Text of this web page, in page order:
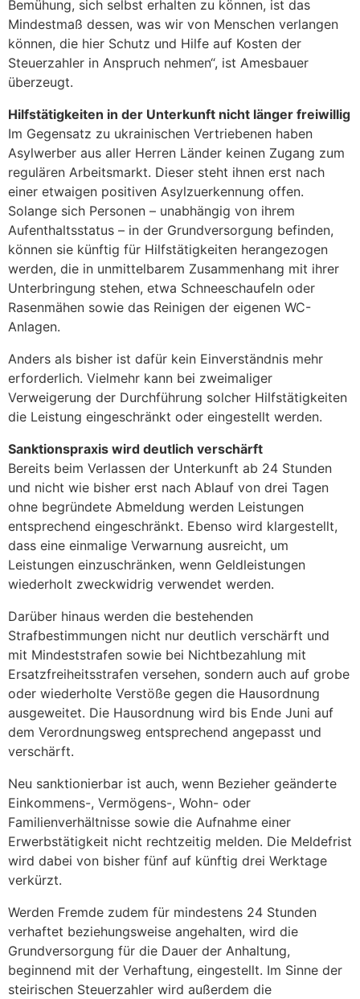
Bemühung, sich selbst erhalten zu können, ist das
Mindestmaß dessen, was wir von Menschen verlangen
können, die hier Schutz und Hilfe auf Kosten der
Steuerzahler in Anspruch nehmen“, ist Amesbauer
überzeugt.
Hilfstätigkeiten in der Unterkunft nicht länger freiwillig
Im Gegensatz zu ukrainischen Vertriebenen haben
Asylwerber aus aller Herren Länder keinen Zugang zum
regulären Arbeitsmarkt. Dieser steht ihnen erst nach
einer etwaigen positiven Asylzuerkennung offen.
Solange sich Personen – unabhängig von ihrem
Aufenthaltsstatus – in der Grundversorgung befinden,
können sie künftig für Hilfstätigkeiten herangezogen
werden, die in unmittelbarem Zusammenhang mit ihrer
Unterbringung stehen, etwa Schneeschaufeln oder
Rasenmähen sowie das Reinigen der eigenen WC-
Anlagen.
Anders als bisher ist dafür kein Einverständnis mehr
erforderlich. Vielmehr kann bei zweimaliger
Verweigerung der Durchführung solcher Hilfstätigkeiten
die Leistung eingeschränkt oder eingestellt werden.
Sanktionspraxis wird deutlich verschärft
Bereits beim Verlassen der Unterkunft ab 24 Stunden
und nicht wie bisher erst nach Ablauf von drei Tagen
ohne begründete Abmeldung werden Leistungen
entsprechend eingeschränkt. Ebenso wird klargestellt,
dass eine einmalige Verwarnung ausreicht, um
Leistungen einzuschränken, wenn Geldleistungen
wiederholt zweckwidrig verwendet werden.
Darüber hinaus werden die bestehenden
Strafbestimmungen nicht nur deutlich verschärft und
mit Mindeststrafen sowie bei Nichtbezahlung mit
Ersatzfreiheitsstrafen versehen, sondern auch auf grobe
oder wiederholte Verstöße gegen die Hausordnung
ausgeweitet. Die Hausordnung wird bis Ende Juni auf
dem Verordnungsweg entsprechend angepasst und
verschärft.
Neu sanktionierbar ist auch, wenn Bezieher geänderte
Einkommens-, Vermögens-, Wohn- oder
Familienverhältnisse sowie die Aufnahme einer
Erwerbstätigkeit nicht rechtzeitig melden. Die Meldefrist
wird dabei von bisher fünf auf künftig drei Werktage
verkürzt.
Werden Fremde zudem für mindestens 24 Stunden
verhaftet beziehungsweise angehalten, wird die
Grundversorgung für die Dauer der Anhaltung,
beginnend mit der Verhaftung, eingestellt. Im Sinne der
steirischen Steuerzahler wird außerdem die